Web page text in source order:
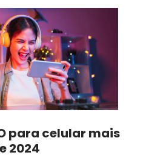
para celular mais
2024